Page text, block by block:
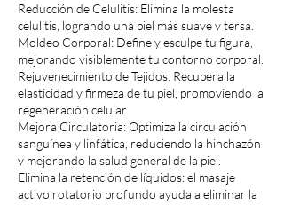
Reducción de Celulitis: Elimina la molesta
celulitis, logrando una piel más suave y tersa.
Moldeo Corporal: Define y esculpe tu figura,
mejorando visiblemente tu contorno corporal.
Rejuvenecimiento de Tejidos: Recupera la
elasticidad y firmeza de tu piel, promoviendo la
regeneración celular.
Mejora Circulatoria: Optimiza la circulación
sanguínea y linfática, reduciendo la hinchazón
y mejorando la salud general de la piel.
Elimina la retención de líquidos: el masaje
activo rotatorio profundo ayuda a eliminar la